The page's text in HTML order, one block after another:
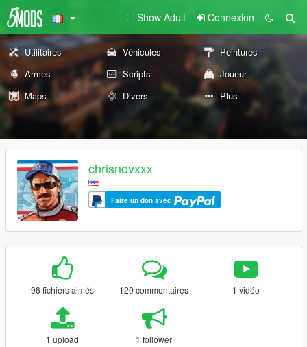
Show Adult Connexion
Utilitaires Véhicules
Peintures
Armes
Scripts
Joueur
Maps
Divers Plus
chrisnovxxx
Faire un don avec
96 fichiers aimés 120 commentaires 1 vidéo
1 upload 1 follower